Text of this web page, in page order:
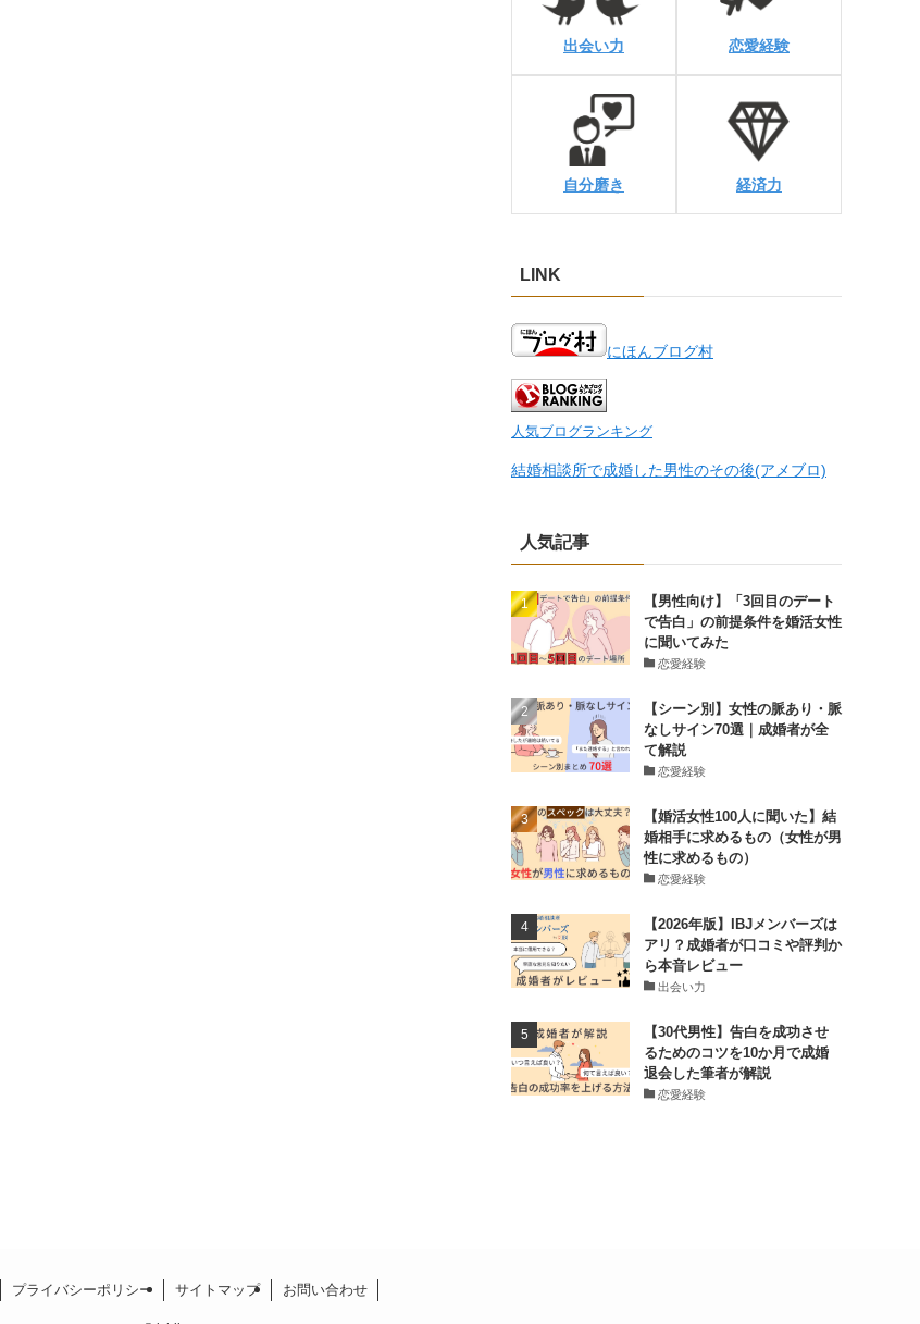
出会い力 恋愛経験
自分磨き 経済力
LINK
にほんブログ村
人気ブログランキング
結婚相談所で成婚した男性のその後(アメブロ)
人気記事
【男性向け】「3回目のデート
で告白」の前提条件を婚活女性
に聞いてみた
恋愛経験
【シーン別】女性の脈あり・脈
なしサイン70選｜成婚者が全
て解説
恋愛経験
【婚活女性100人に聞いた】結
婚相手に求めるもの（女性が男
性に求めるもの）
恋愛経験
【2026年版】IBJメンバーズは
アリ？成婚者が口コミや評判か
ら本音レビュー
出会い力
【30代男性】告白を成功させ
るためのコツを10か月で成婚
退会した筆者が解説
恋愛経験
プライバシーポリシー サイトマップ お問い合わせ